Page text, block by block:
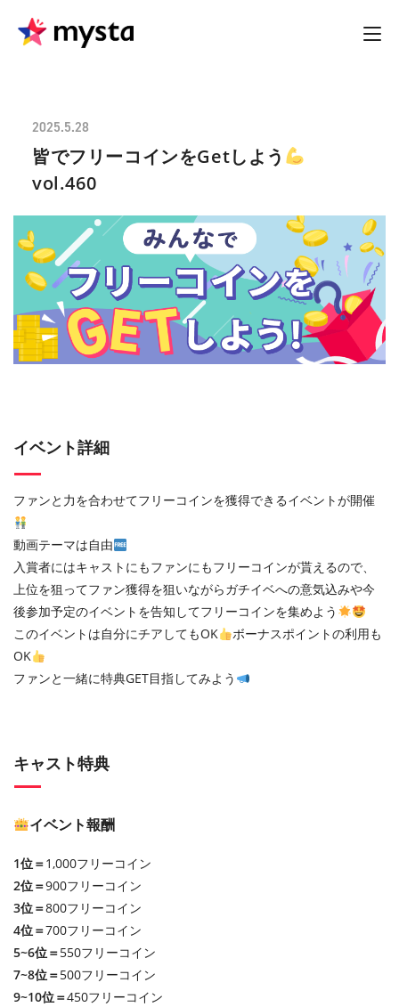
2025.5.28
皆でフリーコインをGetしよう
vol.460
イベント詳細
ファンと力を合わせてフリーコインを獲得できるイベントが開催
動画テーマは自由
入賞者にはキャストにもファンにもフリーコインが貰えるので、
上位を狙ってファン獲得を狙いながらガチイベへの意気込みや今
後参加予定のイベントを告知してフリーコインを集めよう
このイベントは自分にチアしてもOK
ボーナスポイントの利用も
OK
ファンと一緒に特典GET目指してみよう
キャスト特典
イベント報酬
1位＝1,000フリーコイン
2位＝900フリーコイン
3位＝800フリーコイン
4位＝700フリーコイン
5~6位＝550フリーコイン
7~8位＝500フリーコイン
9~10位＝450フリーコイン